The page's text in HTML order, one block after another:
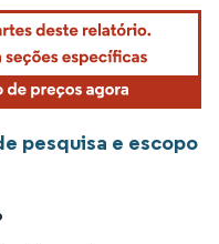
pesquisa e escopo